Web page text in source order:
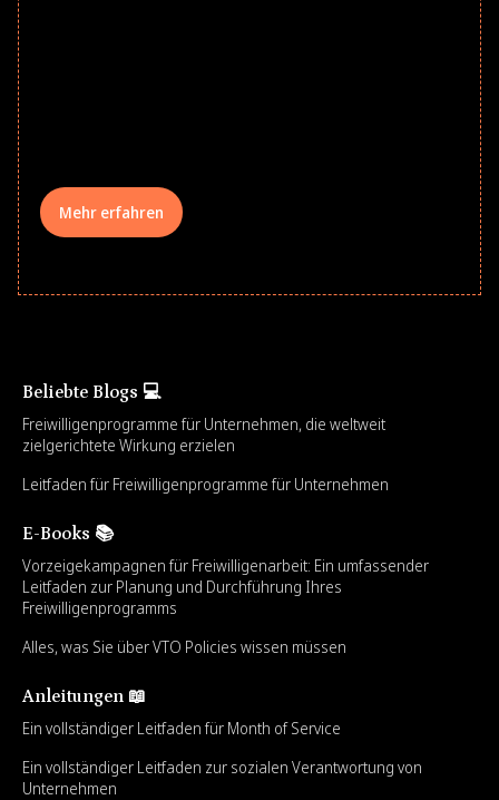
Mehr erfahren
Beliebte Blogs 💻
Freiwilligenprogramme für Unternehmen, die weltweit
zielgerichtete Wirkung erzielen
Leitfaden für Freiwilligenprogramme für Unternehmen
E-Books 📚
Vorzeigekampagnen für Freiwilligenarbeit: Ein umfassender
Leitfaden zur Planung und Durchführung Ihres
Freiwilligenprogramms
Alles, was Sie über VTO Policies wissen müssen
Anleitungen 📖
Ein vollständiger Leitfaden für Month of Service
Ein vollständiger Leitfaden zur sozialen Verantwortung von
Unternehmen